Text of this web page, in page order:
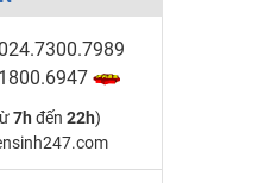
024.7300.7989
1800.6947
7h đến 22h)